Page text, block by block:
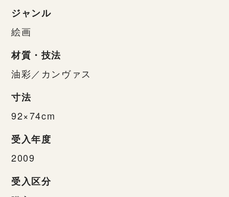
ジャンル
絵画
材質・技法
油彩／カンヴァス
寸法
92×74cm
受入年度
2009
受入区分